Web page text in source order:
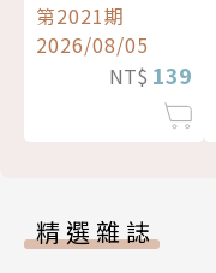
第2021期
2026/08/05
NT$ 139
精選雜誌